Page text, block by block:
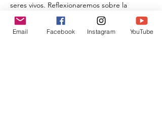
seres vivos. Reflexionaremos sobre la
solidaridad como una fuerza colectiva de
ternura que genera vigor para  luchar y
crear juntos comunidades más justas y
Email Facebook Instagram YouTube